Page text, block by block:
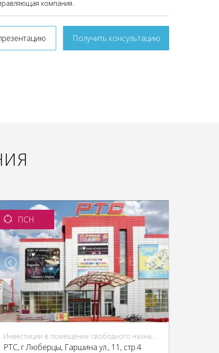
компания.
Получить консультацию
ПСН
Инвестиции в помещение свободного назначения (ПСН)
РТС, г Люберцы, Гаршина ул., 11, стр.4